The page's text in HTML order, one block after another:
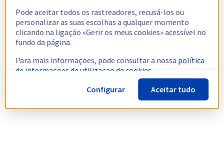
Pode aceitar todos os rastreadores, recusá-los ou
personalizar as suas escolhas a qualquer momento
clicando na ligação «Gerir os meus cookies» acessível no
fundo da página.
Para mais informações, pode consultar a nossa política
de informações de utilização de cookies.
Configurar
Aceitar tudo